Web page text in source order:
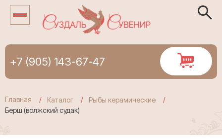
+7 (905) 143-67-47
Главная Каталог
Рыбы керамические
Берш (волжский судак)